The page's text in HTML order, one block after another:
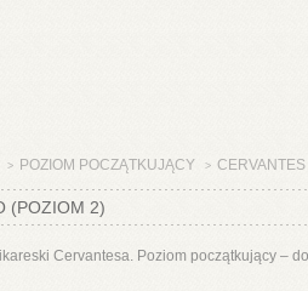
> POZIOM POCZĄTKUJĄCY >
(POZIOM 2)
Cervantesa. Poziom początkujący –